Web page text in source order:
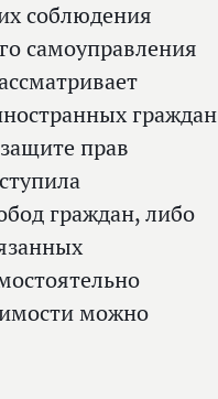
соблюдения
самоуправления
граждан
прав
граждан, либо
можно